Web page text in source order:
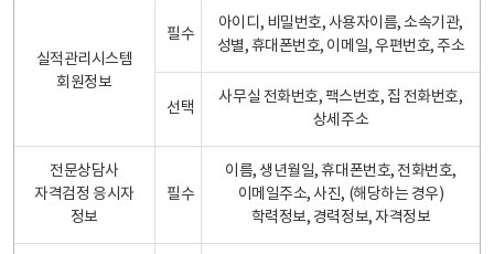
실적관리시스템
회원정보
필수
아이디, 비밀번호, 사용자이름, 소속기관,
성별, 휴대폰번호, 이메일, 우편번호, 주소
선택
사무실 전화번호, 팩스번호, 집 전화번호,
상세주소
전문상담사
자격검정 응시자
정보
필수
이름, 생년월일, 휴대폰번호, 전화번호,
이메일주소, 사진, (해당하는 경우)
학력정보, 경력정보, 자격정보